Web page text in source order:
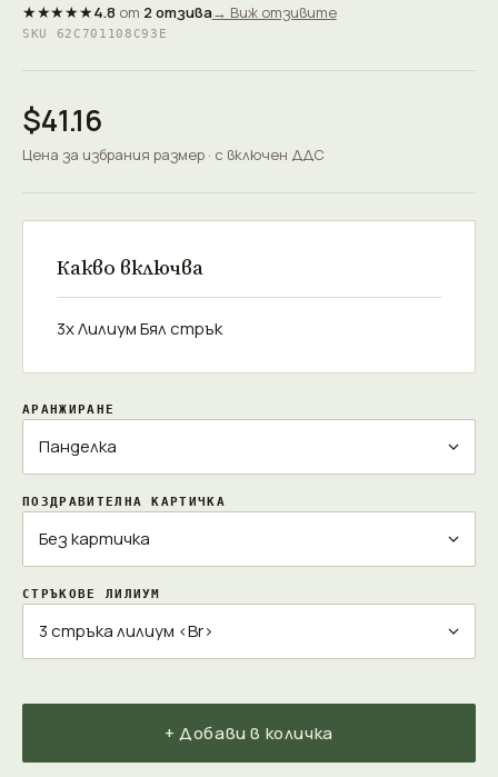
★★★★★4.8 от 2 отзива→ Виж отзивите
SKU 62C701108C93E
$41.16
Цена за избрания размер · с включен ДДС
Какво включва
3x Лилиум Бял стрък
АРАНЖИРАНЕ
ПОЗДРАВИТЕЛНА КАРТИЧКА
СТРЪКОВЕ ЛИЛИУМ
+ Добави в количка